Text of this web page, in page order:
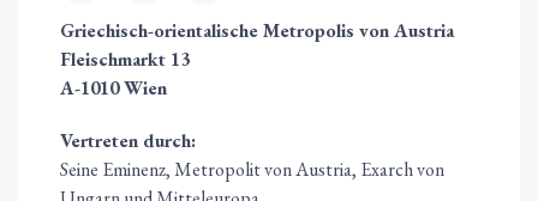
Griechisch-orientalische Metropolis von Austria
Fleischmarkt 13
A-1010 Wien
Vertreten durch:
Seine Eminenz, Metropolit von Austria, Exarch von